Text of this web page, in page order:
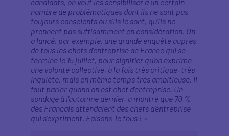
nombre de problématiques dont ils ne sont pas
toujours conscients ou s'ils le sont, qu'ils ne
prennent pas suffisamment en considération. On
a lancé, par exemple, une grande enquête auprès
de tous les chefs d'entreprise de France qui se
termine le 15 juillet, pour signifier qu'on exprime
une volonté collective, à la fois très critique, très
inquiète, mais en même temps très ambitieuse. Il
faut parler quand on est chef d’entreprise. Un
sondage à l'automne dernier, a montré que 70 %
des Français attendaient des chefs d'entreprise
qui s'expriment. Faisons-le tous ! »